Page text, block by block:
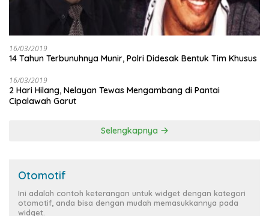
16/03/2019
14 Tahun Terbunuhnya Munir, Polri Didesak Bentuk Tim Khusus
16/03/2019
2 Hari Hilang, Nelayan Tewas Mengambang di Pantai
Cipalawah Garut
Selengkapnya
Otomotif
Ini adalah contoh keterangan untuk widget dengan kategori
otomotif, anda bisa dengan mudah memasukkannya pada
widget.